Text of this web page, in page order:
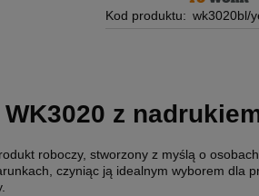
Kod produktu: wk3020bl/
z
roboczy, stworzony z myślą o
czyniąc ją idealnym wyborem dla